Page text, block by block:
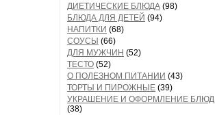
ДИЕТИЧЕСКИЕ БЛЮДА (98)
БЛЮДА ДЛЯ ДЕТЕЙ (94)
НАПИТКИ (68)
СОУСЫ (66)
ДЛЯ МУЖЧИН (52)
ТЕСТО (52)
О ПОЛЕЗНОМ ПИТАНИИ (43)
ТОРТЫ И ПИРОЖНЫЕ (39)
УКРАШЕНИЕ И ОФОРМЛЕНИЕ БЛЮД
(38)